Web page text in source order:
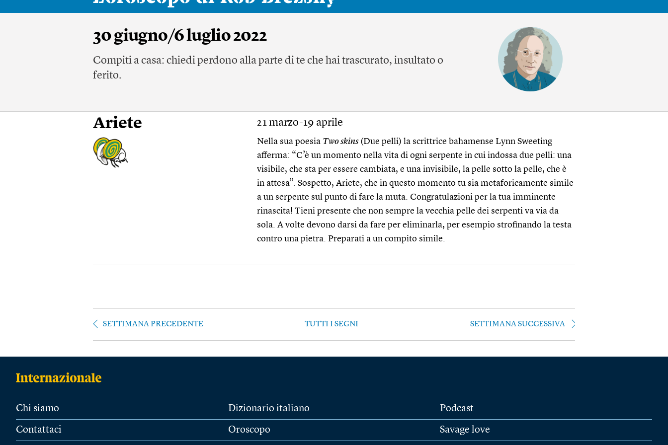
30 giugno/6 luglio 2022
Compiti a casa: chiedi perdono alla parte di te che hai trascurato, insultato o
ferito.
Ariete 21 marzo-19 aprile
Nella sua poesia Two skins(Due pelli) la scrittrice bahamense Lynn Sweeting
afferma: “C’è un momento nella vita di ogni serpente in cui indossa due pelli: una
visibile, che sta per essere cambiata, e una invisibile, la pelle sotto la pelle, che è
in attesa”. Sospetto, Ariete, che in questo momento tu sia metaforicamente simile
a un serpente sul punto di fare la muta. Congratulazioni per la tua imminente
rinascita! Tieni presente che non sempre la vecchia pelle dei serpenti va via da
sola. A volte devono darsi da fare per eliminarla, per esempio strofinando la testa
contro una pietra. Preparati a un compito simile.
SETTIMANA PRECEDENTE TUTTI I SEGNI SETTIMANA SUCCESSIVA
Chi siamo
Contattaci
Dizionario italiano
Oroscopo
Podcast
Savage love